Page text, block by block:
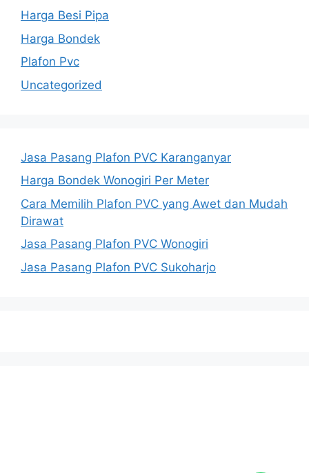
Harga Besi Pipa
Harga Bondek
Plafon Pvc
Uncategorized
Jasa Pasang Plafon PVC Karanganyar
Harga Bondek Wonogiri Per Meter
Cara Memilih Plafon PVC yang Awet dan Mudah
Dirawat
Jasa Pasang Plafon PVC Wonogiri
Jasa Pasang Plafon PVC Sukoharjo